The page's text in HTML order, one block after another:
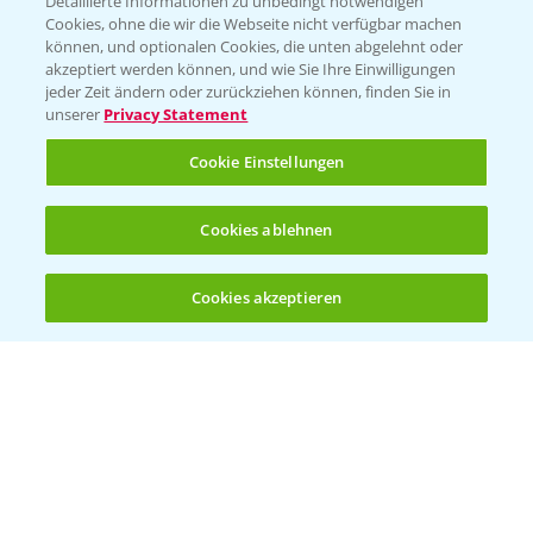
(noch 4)
Folgen Sie uns
Allgemeine Nutzungsbedingungen
Datenschutzerklärung
Cookies, ohne die wir die Webseite nicht verfügbar machen
können, und optionalen Cookies, die unten abgelehnt oder
akzeptiert werden können, und wie Sie Ihre Einwilligungen
jeder Zeit ändern oder zurückziehen können, finden Sie in
unserer Privacy Statement
Cookie Einstellungen
Cookies ablehnen
Cookies akzeptieren